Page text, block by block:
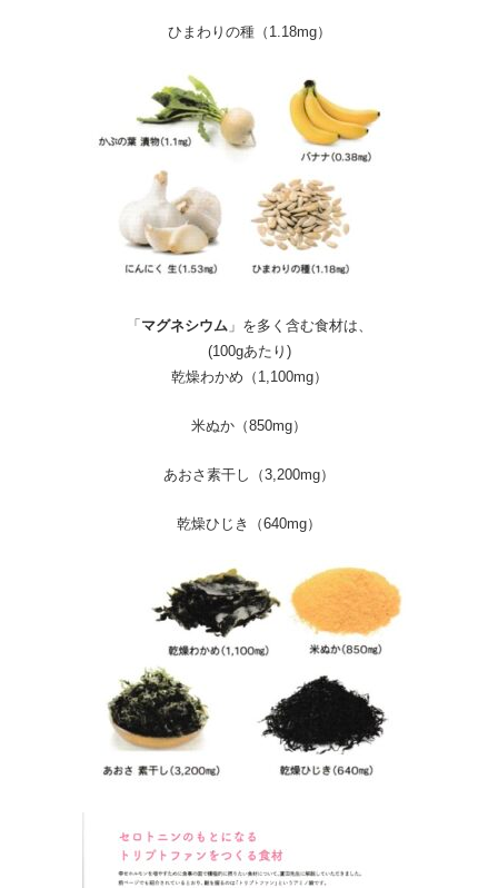
ひまわりの種（1.18mg）
「 マグネシウム」を多く含む食材は、
(100gあたり)
乾燥わかめ（1,100mg）
米ぬか（850mg）
あおさ素干し（3,200mg）
乾燥ひじき（640mg）